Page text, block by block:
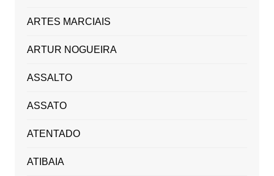
ARTES MARCIAIS
ARTUR NOGUEIRA
ASSALTO
ASSATO
ATENTADO
ATIBAIA